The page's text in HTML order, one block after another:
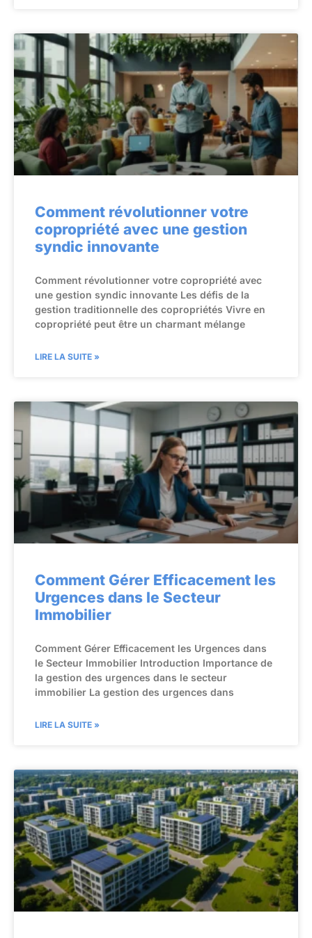
Comment révolutionner votre
copropriété avec une gestion
syndic innovante
Comment révolutionner votre copropriété avec
une gestion syndic innovante Les défis de la
gestion traditionnelle des copropriétés Vivre en
copropriété peut être un charmant mélange
LIRE LA SUITE »
Comment Gérer Efficacement les
Urgences dans le Secteur
Immobilier
Comment Gérer Efficacement les Urgences dans
le Secteur Immobilier Introduction Importance de
la gestion des urgences dans le secteur
immobilier La gestion des urgences dans
LIRE LA SUITE »